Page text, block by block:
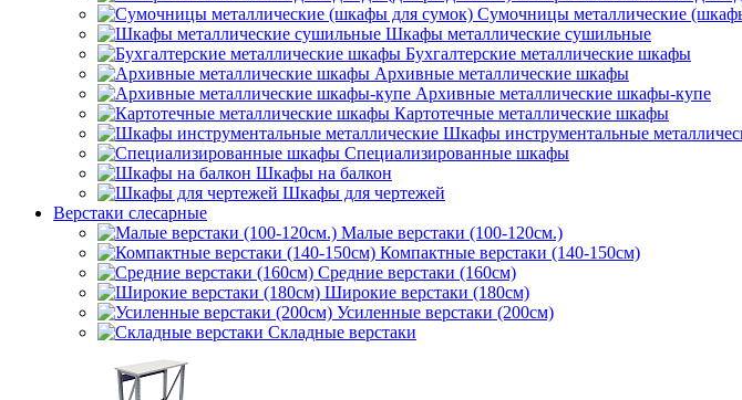
Сумочницы металлические
Шкафы металлические сушильные
Бухгалтерские металлические шкафы
Архивные металлические шкафы
Архивные металлические шкафы-купе
Картотечные металлические шкафы
Шкафы инструментальные
Специализированные шкафы
Шкафы на балкон
Шкафы для чертежей
Верстаки слесарные
Малые верстаки (100-120см.)
Компактные верстаки (140-150см)
Средние верстаки (160см)
Широкие верстаки (180см)
Усиленные верстаки (200см)
Складные верстаки